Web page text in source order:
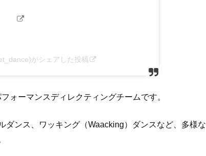
がシェアした投稿
ォーマンスディレクティングチームです。
ダンス、ワッキング（Waacking）ダンスなど、多様な